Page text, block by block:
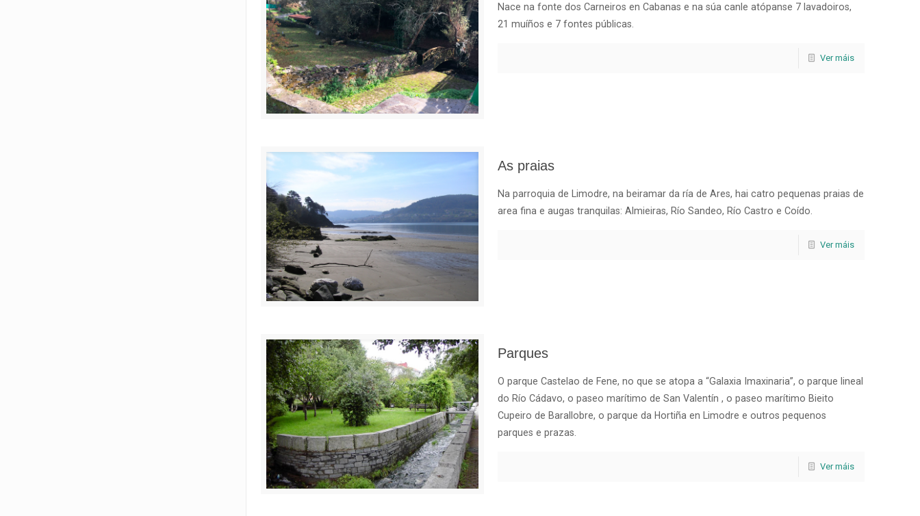
Nace na fonte dos Carneiros en Cabanas e na súa canle atópanse 7 lavadoiros,
21 muíños e 7 fontes públicas.
Ver máis
As praias
Na parroquia de Limodre, na beiramar da ría de Ares, hai catro pequenas praias de
area fina e augas tranquilas: Almieiras, Río Sandeo, Río Castro e Coído.
Ver máis
Parques
O parque Castelao de Fene, no que se atopa a “Galaxia Imaxinaria”, o parque lineal
do Río Cádavo, o paseo marítimo de San Valentín , o paseo marítimo Bieito
Cupeiro de Barallobre, o parque da Hortiña en Limodre e outros pequenos
parques e prazas.
Ver máis